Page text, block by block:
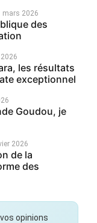
mars 2026
des
les résultats
exceptionnel
Goudou, je
2026
de la
des
opinions